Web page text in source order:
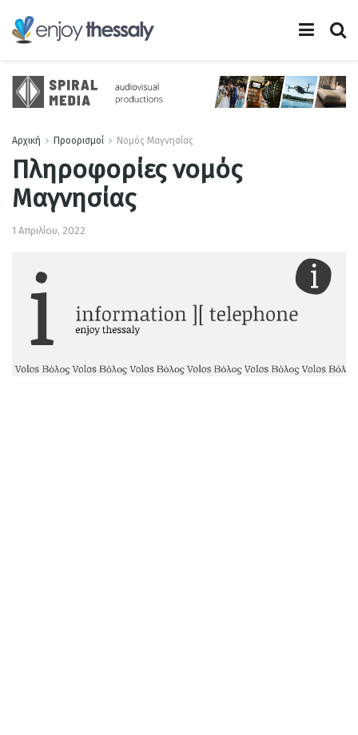
Αρχική Προορισμοί Νομός Μαγνησίας
Πληροφορίες νομός
Μαγνησίας
1 Απριλίου, 2022